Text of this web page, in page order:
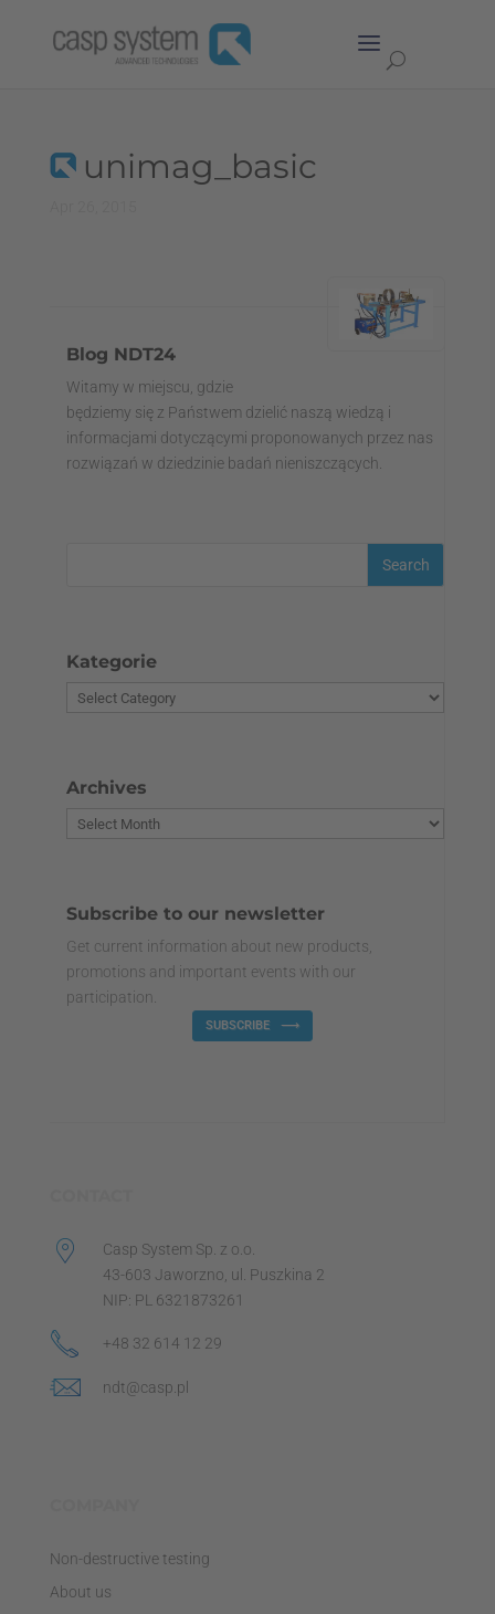
unimag_basic
Blog NDT24
Witamy w miejscu, gdzie
będziemy się z Państwem dzielić naszą wiedzą i
informacjami dotyczącymi proponowanych przez nas
rozwiązań w dziedzinie badań nieniszczących.
Kategorie
Archives
Subscribe to our newsletter
Get current information about new products,
promotions and important events with our
participation.
SUBSCRIBE
Casp System Sp. z o.o.
43-603 Jaworzno, ul. Puszkina 2
NIP: PL 6321873261
+48 32 614 12 29
ndt@casp.pl
Non-destructive testing
About us